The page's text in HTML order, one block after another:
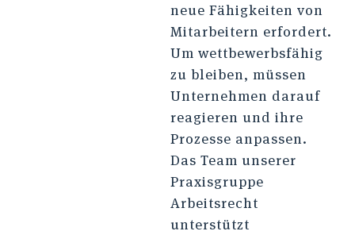
neue Fähigkeiten von
Mitarbeitern erfordert.
Um wettbewerbsfähig
zu bleiben, müssen
Unternehmen darauf
reagieren und ihre
Prozesse anpassen.
Das Team unserer
Praxisgruppe
Arbeitsrecht
unterstützt